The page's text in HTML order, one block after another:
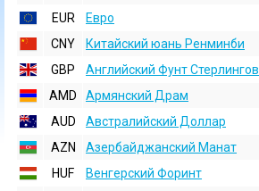
EUR
Евро
CNY
Китайский юань Ренминби
GBP
Английский Фунт Стерлингов
AMD
Армянский Драм
AUD
Австралийский Доллар
AZN
Азербайджанский Манат
HUF
Венгерский Форинт